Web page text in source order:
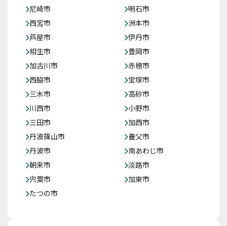
尼崎市
明石市
西宮市
洲本市
芦屋市
伊丹市
相生市
豊岡市
加古川市
赤穂市
西脇市
宝塚市
三木市
高砂市
川西市
小野市
三田市
加西市
丹波篠山市
養父市
丹波市
南あわじ市
朝来市
淡路市
宍粟市
加東市
たつの市